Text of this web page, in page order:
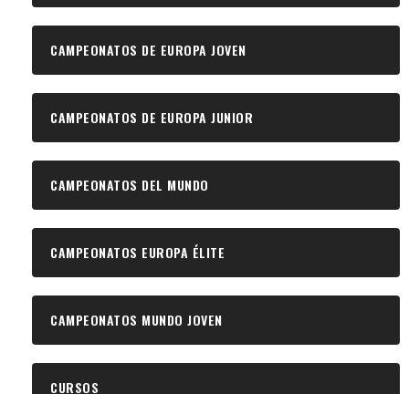
CAMPEONATOS DE EUROPA JOVEN
CAMPEONATOS DE EUROPA JUNIOR
CAMPEONATOS DEL MUNDO
CAMPEONATOS EUROPA ÉLITE
CAMPEONATOS MUNDO JOVEN
CURSOS